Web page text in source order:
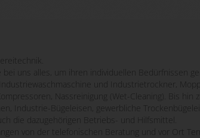
uns alles, um ihren individuellen Bedürfnissen
und Industrietrockner,
Nassreinigung (Wet-Cleaning). Bis
Industrie-Bügeleisen, gewerbliche
die dazugehörigen Betriebs- und Hilfsmittel.
von der telefonischen Beratung und vor Ort